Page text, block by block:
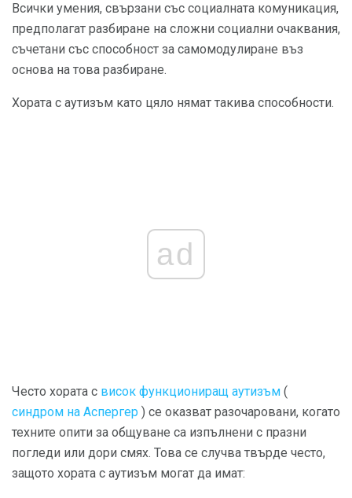
Всички умения, свързани със социалната комуникация,
предполагат разбиране на сложни социални очаквания,
съчетани със способност за самомодулиране въз
основа на това разбиране.
Хората с аутизъм като цяло нямат такива способности.
ad
Често хората с висок функциониращ аутизъм (
синдром на Аспергер ) се оказват разочаровани, когато
техните опити за общуване са изпълнени с празни
погледи или дори смях. Това се случва твърде често,
защото хората с аутизъм могат да имат: